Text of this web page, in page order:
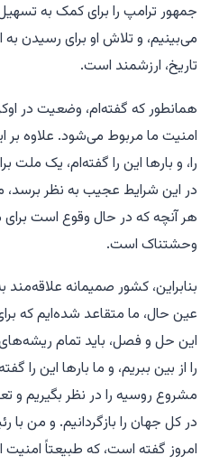
جمهور ترامپ را برای کمک به
می‌بینیم، و تلاش او برای رسیدن
تاریخ، ارزشمند است.
همانطور که گفته‌ام، وضعیت در
امنیت ما مربوط می‌شود. علاوه بر
را، و بارها این را گفته‌ام، یک
در این شرایط عجیب به نظر برسد،
هر آنچه که در حال وقوع است
وحشتناک است.
بنابراین، کشور صمیمانه
عین حال، ما متقاعد شده‌ایم که
این حل و فصل، باید تمام
را از بین ببریم، و ما بارها این را
مشروع روسیه را در نظر بگیریم و
در کل جهان را بازگردانیم. و من
امروز گفته است، که طبیعتاً امنیت